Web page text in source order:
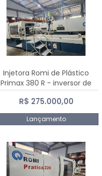
Injetora Romi de Plástico
Primax 380 R - inversor de
frequência NR 12 - 2008
R$ 275.000,00
Lançamento